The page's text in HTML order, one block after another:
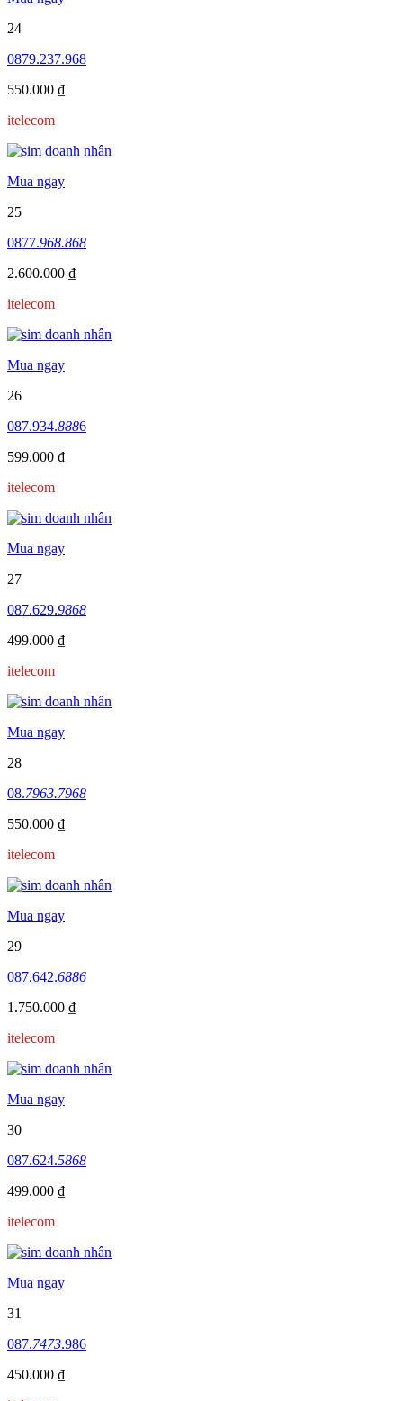
24
0879.237.968
550.000 ₫
itelecom
Mua ngay
25
0877.968.868
2.600.000 ₫
itelecom
Mua ngay
26
087.934.8886
599.000 ₫
itelecom
Mua ngay
27
087.629.9868
499.000 ₫
itelecom
Mua ngay
28
08.7963.7968
550.000 ₫
itelecom
Mua ngay
29
087.642.6886
1.750.000 ₫
itelecom
Mua ngay
30
087.624.5868
499.000 ₫
itelecom
Mua ngay
31
087.7473.986
450.000 ₫